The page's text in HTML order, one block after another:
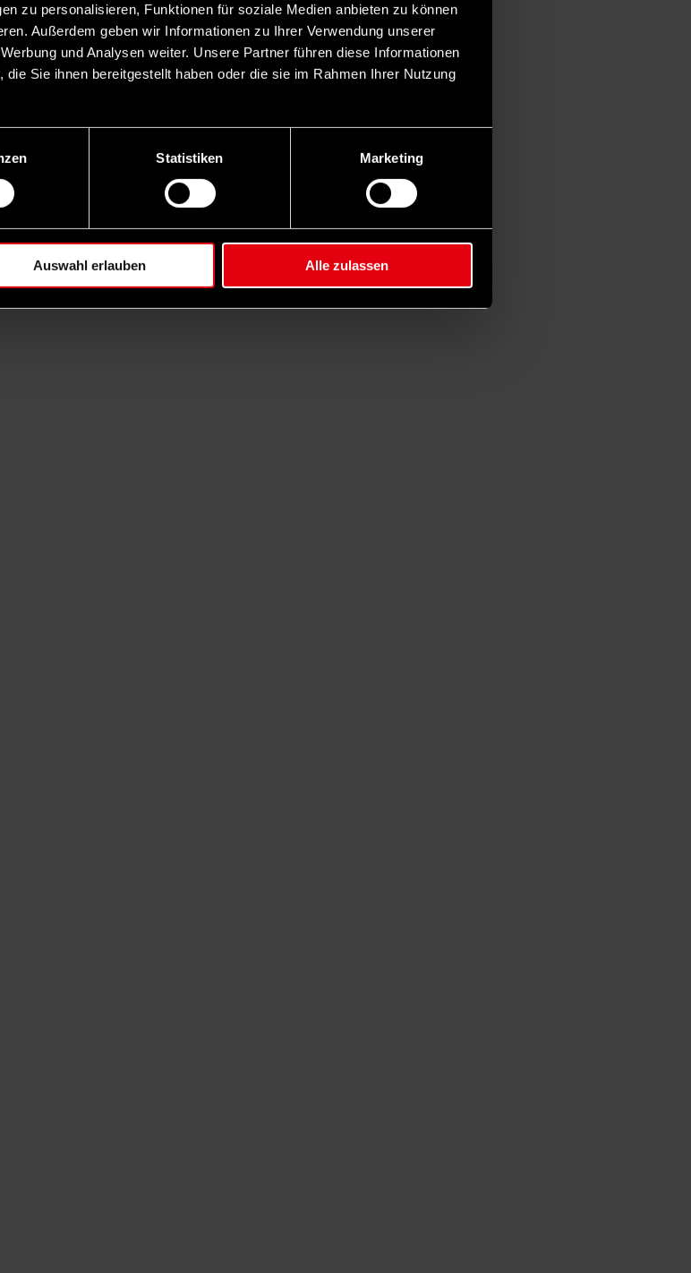
zu personalisieren, Funktionen für soziale Medien anbieten zu können
Außerdem geben wir Informationen zu Ihrer Verwendung unserer
und Analysen weiter. Unsere Partner führen diese Informationen
Sie ihnen bereitgestellt haben oder die sie im Rahmen Ihrer Nutzung
Statistiken Marketing
Auswahl erlauben Alle zulassen